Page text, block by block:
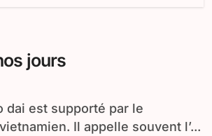
jours
Il appelle souvent l’...